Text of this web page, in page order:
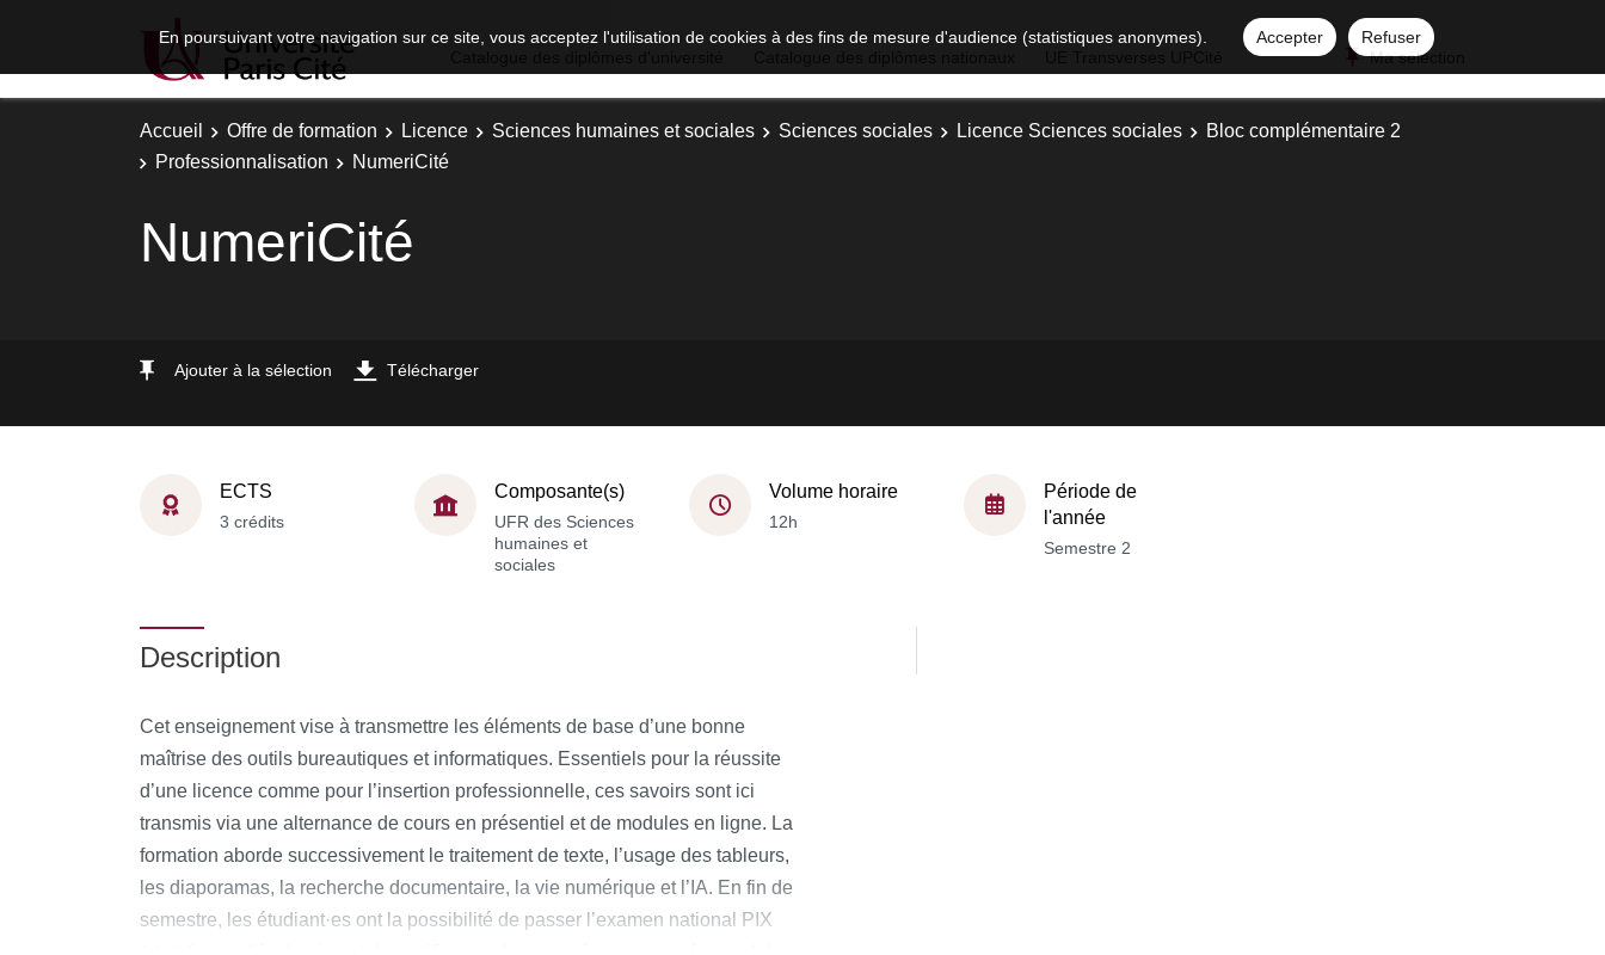
En poursuivant votre navigation sur ce site, vous acceptez l'utilisation de cookies à des fins de mesure d'audience (statistiques anonymes). Accepter
Refuser
Ma sélection
Accueil Offre de formation Licence Sciences humaines et sociales Sciences sociales Licence Sciences sociales
Bloc complémentaire 2
Professionnalisation
NumeriCité
NumeriCité
Ajouter à la sélection Télécharger
ECTS
3 crédits
Composante(s)
UFR des Sciences
humaines et
sociales
Volume horaire
12h
Période de
l'année
Semestre 2
Description
Cet enseignement vise à transmettre les éléments de base d’une bonne
maîtrise des outils bureautiques et informatiques. Essentiels pour la réussite
d’une licence comme pour l’insertion professionnelle, ces savoirs sont ici
transmis via une alternance de cours en présentiel et de modules en ligne. La
formation aborde successivement le traitement de texte, l’usage des tableurs,
les diaporamas, la recherche documentaire, la vie numérique et l’IA. En fin de
semestre, les étudiant·es ont la possibilité de passer l’examen national PIX